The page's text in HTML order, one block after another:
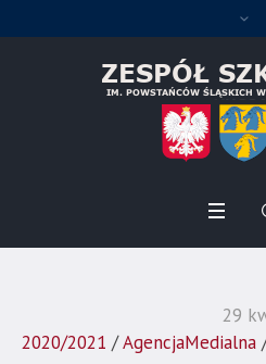
29
2020/2021 /AgencjaMedialna